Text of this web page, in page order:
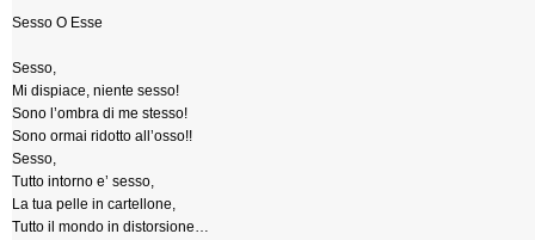
Sesso O Esse
Sesso,
Mi dispiace, niente sesso!
Sono l’ombra di me stesso!
Sono ormai ridotto all’osso!!
Sesso,
Tutto intorno e’ sesso,
La tua pelle in cartellone,
Tutto il mondo in distorsione…